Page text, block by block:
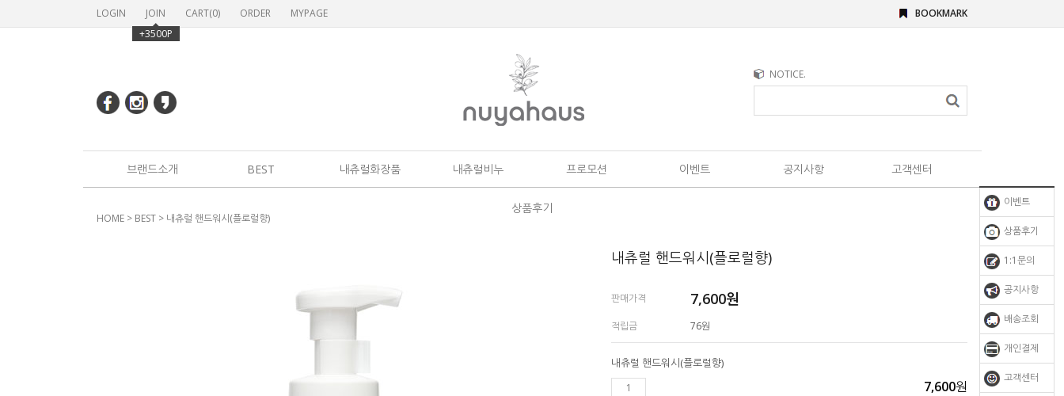
이벤트
상품후기
1:1문의
공지사항
배송조회
개인결제
고객센터
LOGIN
JOIN
+3500P
CART(0) ORDER MYPAGE BOOKMARK
NOTICE.
브랜드소개 BEST 내츄럴화장품 내츄럴비누 프로모션 이벤트 공지사항 고객센터
상품후기
HOME > BEST > 내츄럴 핸드워시(플로럴향)
내츄럴 핸드워시(플로럴향)
판매가격 7,600원
적립금 76원
내츄럴 핸드워시(플로럴향)
7,600원